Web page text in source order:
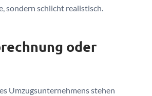
sondern schlicht realistisch.
oder
Umzugsunternehmens stehen